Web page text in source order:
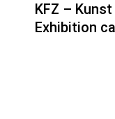
KFZ –
Exhibition